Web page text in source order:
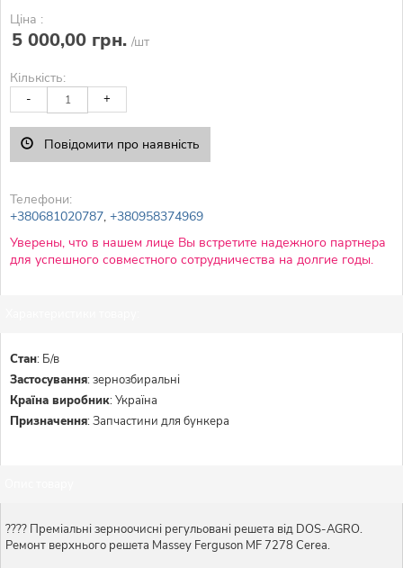
Ціна :
5 000,00 грн. /шт
Кількість:
- +
Повідомити про наявність
Телефони:
+380681020787, +380958374969
Уверены, что в нашем лице Вы встретите надежного партнера
для успешного совместного сотрудничества на долгие годы.
Стан: Б/в
Застосування:зернозбиральні
Країна виробник:Україна
Призначення:Запчастини для бункера
???? Преміальні зерноочисні регульовані решета від DOS-AGRO.
Ремонт верхнього решета Massey Ferguson MF 7278 Cerea.